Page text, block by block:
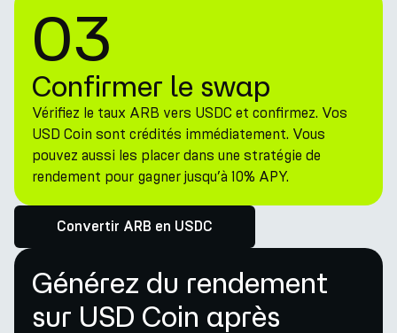
03
Confirmer le swap
Vérifiez le taux ARB vers USDC et confirmez. Vos
USD Coin sont crédités immédiatement. Vous
pouvez aussi les placer dans une stratégie de
rendement pour gagner jusqu’à 10% APY.
Convertir ARB en USDC
Générez du rendement
sur USD Coin après